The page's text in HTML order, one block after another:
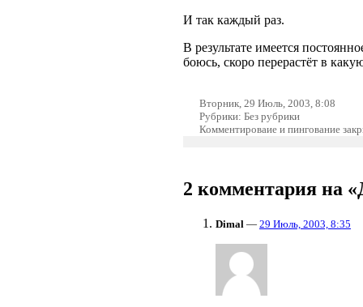
И так каждый раз.
В результате имеется
боюсь, скоро перерастёт в
Вторник, 29 Июль, 2003, 8:08
Рубрики: Без рубрики
Комментироваие и пингование
2 комментария на
Dimal — 29 Июль, 2003, 8:35